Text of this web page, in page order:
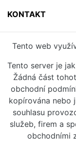
KONTAKT
Tento web
Tento server je
Žádná část
obchodní
kopírována nebo
souhlasu
služeb, firem a
obchodními